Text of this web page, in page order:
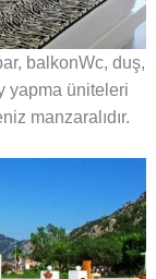
balkonWc, duş,
yapma üniteleri
manzaralıdır.